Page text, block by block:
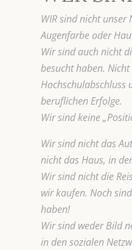
WIR sind nicht unser
Augenfarbe oder
Wir sind auch nicht
besucht haben.
Hochschulabschluss
beruflichen Erfolge.
Wir sind keine
Wir sind nicht das
nicht das Haus, in
Wir sind nicht die
wir kaufen. Noch
haben!
Wir sind weder Bild
in den sozialen